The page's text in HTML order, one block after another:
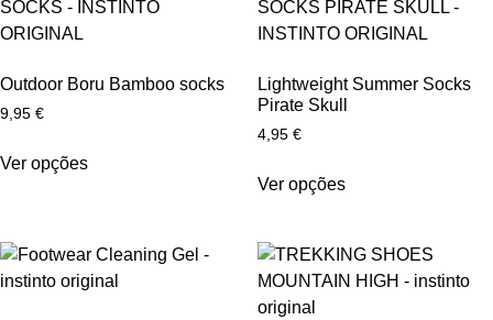
Outdoor Boru Bamboo socks
9,95 €
Ver opções
Lightweight Summer Socks
Pirate Skull
4,95 €
Ver opções